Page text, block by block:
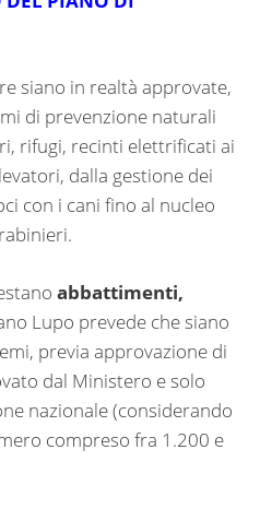
siano in realtà approvate,
di prevenzione naturali
rifugi, recinti elettrificati ai
dalla gestione dei
con i cani fino al nucleo
abbattimenti,
Lupo prevede che siano
previa approvazione di
dal Ministero e solo
nazionale (considerando
compreso fra 1.200 e